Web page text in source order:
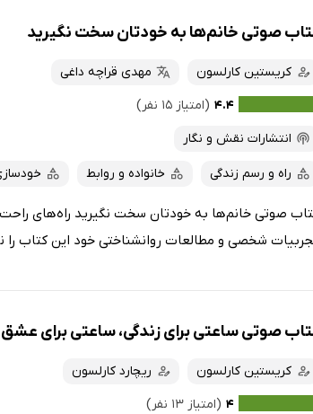
تازه‌ها
داغ‌ترین‌ها
پربحث‌ها
ارزان ترین‌ها
صوتی خانم‌ها به خودتان سخت نگیرید
کریستین کارلسون
مهدی قراچه داغی
۴.۴ (امتیاز ۱۵ نفر)
انتشارات نقش و نگار
راه و رسم زندگی خانواده و روابط
صوتی خانم‌ها به خودتان سخت نگیرید راه‌های
شخصی و مطالعات روانشناختی خود این کتاب
صوتی ساعتی برای زندگی، ساعتی برای عشق
کریستین کارلسون
ریچارد کارلسون
۴ (امتیاز ۱۳ نفر)